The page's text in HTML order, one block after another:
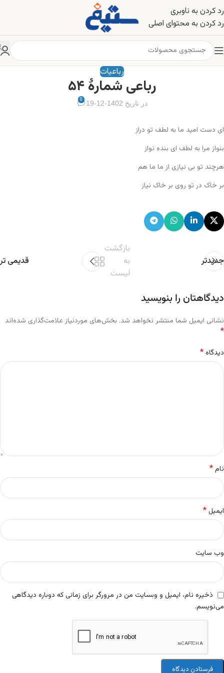
رد کردن به ناوبری
رد کردن به محتوای اصلی
رباعیات
رباعی شمارهٔ ۵۴
در تاریخ 1402-12-19 0
ای دست امید ما به لطف تو دراز
بنواز مرا به لطف ای بنده نواز
هرچند تو بی نیازی از ما ما هم
بر خاک در تو روی بر خاک نیاز
جدیدتر
بازگشت
به
لیست
قدیمی تر
دیدگاهتان را بنویسید
نشانی ایمیل شما منتشر نخواهد شد. بخش‌های موردنیاز علامت‌گذاری شده‌اند
*
دیدگاه*
نام*
ایمیل*
وب‌ سایت
ذخیره نام، ایمیل و وبسایت من در مرورگر برای زمانی که دوباره دیدگاهی
می‌نویسم.